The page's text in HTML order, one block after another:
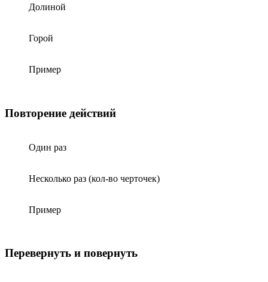
Долиной
Горой
Пример
Повторение действий
Один раз
Несколько раз (кол-во черточек)
Пример
Перевернуть и повернуть